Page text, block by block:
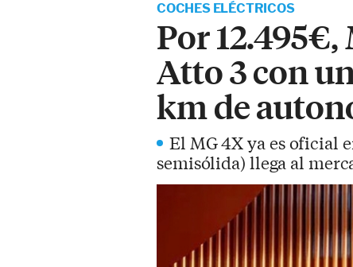
COCHES ELÉCTRICOS
Por
Atto 3 con
km de
El MG 4X ya es oficial
semisólida) llega al